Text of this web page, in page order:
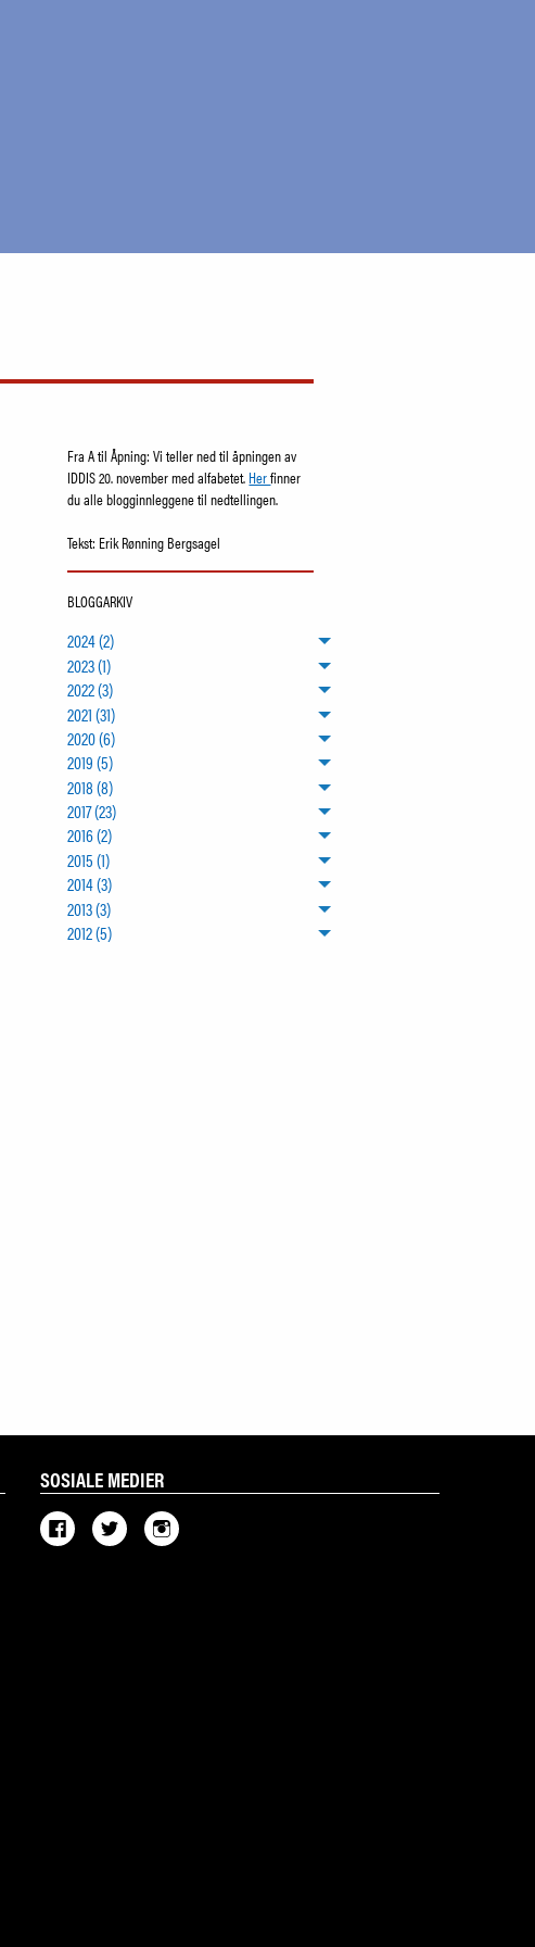
Fra A til Åpning: Vi teller ned til åpningen av
IDDIS 20. november med alfabetet. Herfinner
du alle blogginnleggene til nedtellingen.
Tekst: Erik Rønning Bergsagel
BLOGGARKIV
2024 (2)
2023 (1)
2022 (3)
2021 (31)
2020 (6)
2019 (5)
2018 (8)
2017 (23)
2016 (2)
2015 (1)
2014 (3)
2013 (3)
2012 (5)
SOSIALE MEDIER